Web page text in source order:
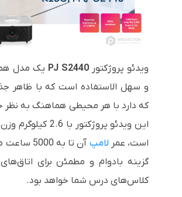
ویدئو پروژکتورPJ S2440 یک مدل
و سهل الاستفاده است که با ظاهر
که دارد با هر محیطی هماهنگ به نظر
این ویدئو پروژکتور با
است، عمر لامپ
آن تا به
گزینه بادوام و مطمئن برای
کلاس‌های درس شما خواهد بود.